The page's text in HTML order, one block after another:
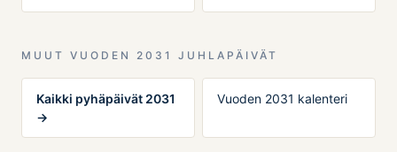
MUUT VUODEN 2031 JUHLAPÄIVÄT
Kaikki pyhäpäivät 2031
→
Vuoden 2031 kalenteri